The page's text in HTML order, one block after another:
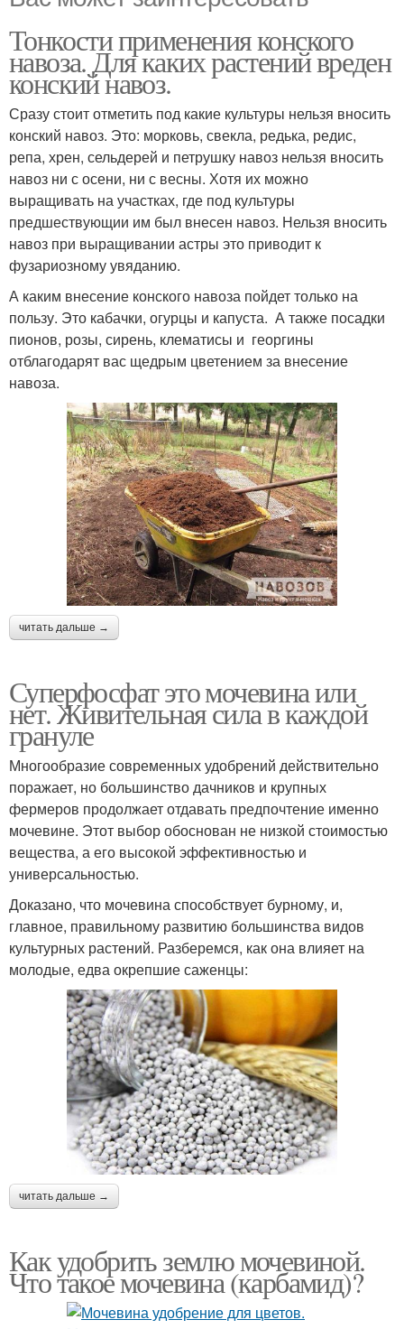
Тонкости применения конского
навоза. Для каких растений вреден
конский навоз.
Сразу стоит отметить под какие культуры нельзя вносить
конский навоз. Это: морковь, свекла, редька, редис,
репа, хрен, сельдерей и петрушку навоз нельзя вносить
навоз ни с осени, ни с весны. Хотя их можно
выращивать на участках, где под культуры
предшествующии им был внесен навоз. Нельзя вносить
навоз при выращивании астры это приводит к
фузариозному увяданию.
А каким внесение конского навоза пойдет только на
пользу. Это кабачки, огурцы и капуста. А также посадки
пионов, розы, сирень, клематисы и георгины
отблагодарят вас щедрым цветением за внесение
навоза.
читать дальше →
Суперфосфат это мочевина или
нет. Живительная сила в каждой
грануле
Многообразие современных удобрений действительно
поражает, но большинство дачников и крупных
фермеров продолжает отдавать предпочтение именно
мочевине. Этот выбор обоснован не низкой стоимостью
вещества, а его высокой эффективностью и
универсальностью.
Доказано, что мочевина способствует бурному, и,
главное, правильному развитию большинства видов
культурных растений. Разберемся, как она влияет на
молодые, едва окрепшие саженцы:
читать дальше →
Как удобрить землю мочевиной.
Что такое мочевина (карбамид)?